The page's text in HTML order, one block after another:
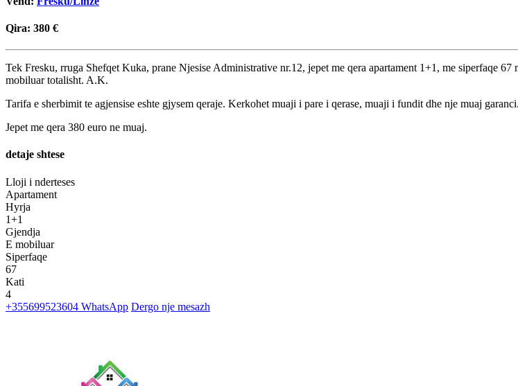
Qira: 380 €
Tek Fresku, rruga Shefqet Kuka, prane Njesise Administrative nr.12, jepet me qera apartament 1+1, me siperfaqe
mobiluar totalisht. A.K.
Tarifa e sherbimit te agjensise eshte gjysem qeraje. Kerkohet muaji i pare i qerase, muaji i fundit dhe nje muaj garanci.
Jepet me qera 380 euro ne muaj.
detaje shtese
Lloji i nderteses
Apartament
Hyrja
1+1
Gjendja
E mobiluar
Siperfaqe
67
Kati
4
+355699523604 WhatsApp Dergo nje mesazh